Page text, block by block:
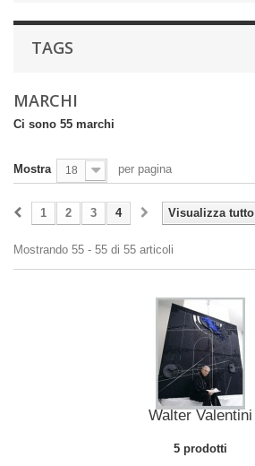
TAGS
MARCHI
Ci sono 55 marchi
Mostra 18 per pagina
Visualizza tutto
1 2 3 4
Mostrando 55 - 55 di 55 articoli
Walter Valentini
5 prodotti